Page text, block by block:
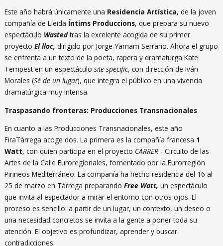
Este año habrá únicamente una Residencia Artística, de la joven
compañía de Lleida Íntims Produccions, que prepara su nuevo
espectáculo Wastedtras la excelente acogida de su primer
proyecto El lloc, dirigido por Jorge-Yamam Serrano. Ahora el grupo
se enfrenta a un texto de la poeta, rapera y dramaturga Kate
Tempest en un espectáculo site-specific, con dirección de Iván
Morales (Sé de un lugar), que integra el público en una vivencia
dramatúrgica muy intensa.
Traspasando fronteras: Producciones Transnacionales
En cuanto a las Producciones Transnacionales, este año
FiraTàrrega acoge dos. La primera es la compañía francesa 1
Watt, con quien participa en el proyecto CARRER- Circuito de las
Artes de la Calle Euroregionales, fomentado por la Eurorregión
Pirineos Mediterráneo. La compañía ha hecho residencia del 16 al
25 de marzo en Tàrrega preparando Free Watt, un espectáculo
que invita al espectador a mirar el entorno con otros ojos. El
proceso es sencillo: a partir de un lugar, un contexto, un deseo o
una necesidad concretos se invita a la gente a poner toda su
atención. El objetivo es profundizar, aprender y buscar
contradicciones.